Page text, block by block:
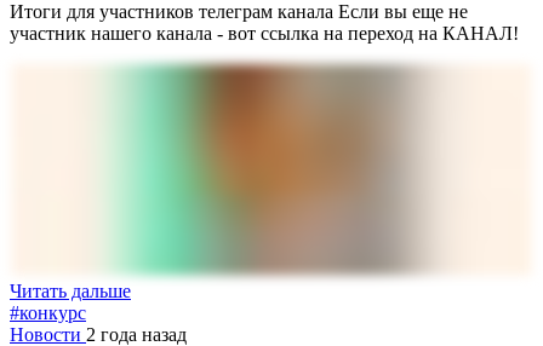
Итоги для участников телеграм канала Если вы еще не
участник нашего канала - вот ссылка на переход на КАНАЛ!
Читать дальше
#конкурс
Новости 2 года назад